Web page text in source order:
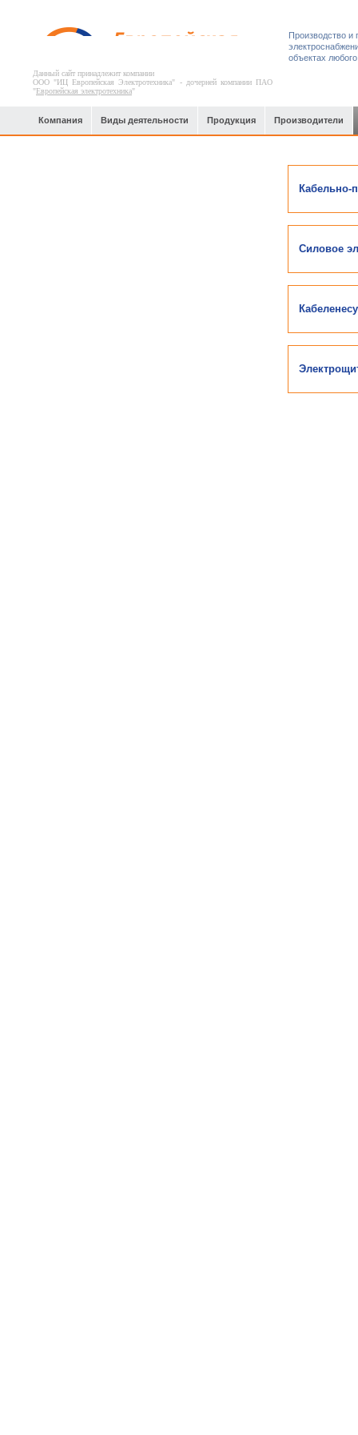
Данный сайт принадлежит компании
ООО "ИЦ Европейская Электротехника" - дочерней компании ПАО
"Европейская электротехника"
Производство и
объектах
Компания Виды деятельности Продукция Производители
Кабельно-
Силовое